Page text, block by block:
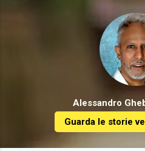
Alessandro
Guarda le storie